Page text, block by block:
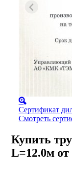
Сертификат
Смотреть
Купить
L=12.0м